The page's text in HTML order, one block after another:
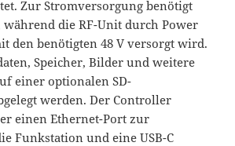
Zur Stromversorgung benötigt
während die RF-Unit durch Power
den benötigten 48 V versorgt wird.
Speicher, Bilder und weitere
einer optionalen SD-
werden. Der Controller
einen Ethernet-Port zur
Funkstation und eine USB-C